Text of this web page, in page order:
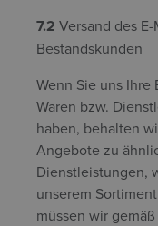
7.2 Versand des
Bestandskunden
Wenn Sie uns Ihre
Waren bzw.
haben, behalten
Angebote zu
Dienstleistungen,
unserem
müssen wir